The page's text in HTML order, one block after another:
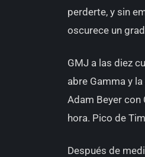
perderte, y sin
oscurece un
GMJ a las diez
abre Gamma y
Adam Beyer con
hora. Pico de
Después de